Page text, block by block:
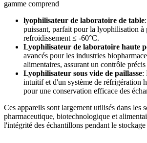
gamme comprend
lyophilisateur de laboratoire de table
puissant, parfait pour la lyophilisation à
refroidissement ≤ -60°C.
Lyophilisateur de laboratoire haute
avancés pour les industries
alimentaires, assurant un contrôle
Lyophilisateur sous vide de paillasse:
intuitif et d'un système de réfrigération
pour une conservation efficace des
Ces appareils sont largement utilisés dans les
pharmaceutique, biotechnologique et
l'intégrité des échantillons pendant le